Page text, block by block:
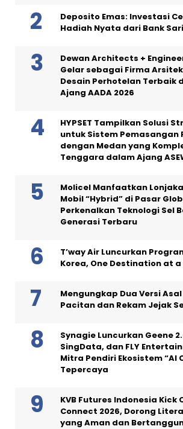
Deposito Emas: Investasi
Hadiah Nyata dari Bank
Dewan Architects +
Gelar sebagai Firma
Desain Perhotelan Terbaik
Ajang AADA 2026
HYPSET Tampilkan Solusi
untuk Sistem Pemasangan
dengan Medan yang
Tenggara dalam Ajang
Molicel Manfaatkan
Mobil “Hybrid” di Pasar
Perkenalkan Teknologi Sel
Generasi Terbaru
T’way Air Luncurkan
Korea, One Destination at a
Mengungkap Dua Versi
Pacitan dan Rekam Jejak
Synagie Luncurkan Geene
SingData, dan FLY
Mitra Pendiri Ekosistem “AI
Tepercaya
KVB Futures Indonesia Kick
Connect 2026, Dorong
yang Aman dan